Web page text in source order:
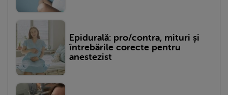
Epidurală: pro/contra, mituri și
întrebările corecte pentru
anestezist